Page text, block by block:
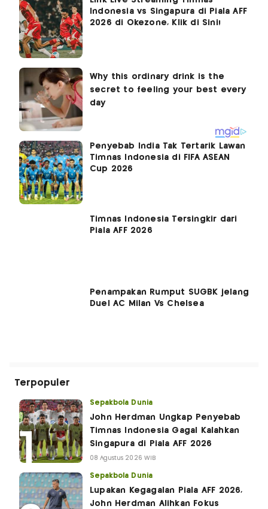
Indonesia vs Singapura di Piala AFF
2026 di Okezone, Klik di Sini!
Penyebab India Tak Tertarik Lawan
Timnas Indonesia di FIFA ASEAN
Cup 2026
Timnas Indonesia Tersingkir dari
Piala AFF 2026
Penampakan Rumput SUGBK jelang
Duel AC Milan Vs Chelsea
Terpopuler
Sepakbola Dunia
John Herdman Ungkap Penyebab
Timnas Indonesia Gagal Kalahkan
Singapura di Piala AFF 2026
08 Agustus 2026 WIB
Sepakbola Dunia
Lupakan Kegagalan Piala AFF 2026,
John Herdman Alihkan Fokus